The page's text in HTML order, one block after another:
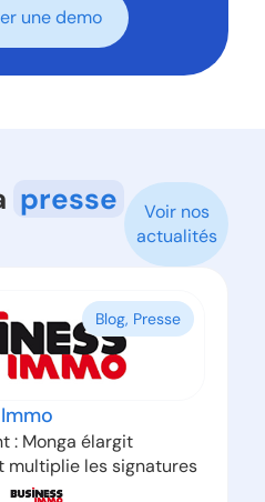
une demo
presse
Voir nos
actualités
Blog, Presse
: Monga élargit
multiplie les signatures